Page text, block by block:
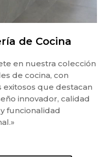
de Cocina
en nuestra colección
de cocina, con
exitosos que destacan
innovador, calidad
funcionalidad